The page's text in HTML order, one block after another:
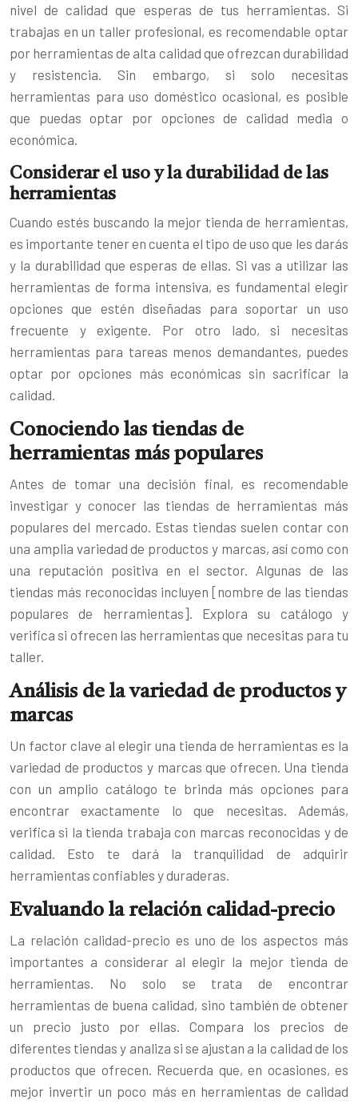
nivel de calidad que esperas de tus herramientas. Si
trabajas en un taller profesional, es recomendable optar
por herramientas de alta calidad que ofrezcan durabilidad
y resistencia. Sin embargo, si solo necesitas
herramientas para uso doméstico ocasional, es posible
que puedas optar por opciones de calidad media o
económica.
Considerar el uso y la durabilidad de las
herramientas
Cuando estés buscando la mejor tienda de herramientas,
es importante tener en cuenta el tipo de uso que les darás
y la durabilidad que esperas de ellas. Si vas a utilizar las
herramientas de forma intensiva, es fundamental elegir
opciones que estén diseñadas para soportar un uso
frecuente y exigente. Por otro lado, si necesitas
herramientas para tareas menos demandantes, puedes
optar por opciones más económicas sin sacrificar la
calidad.
Conociendo las tiendas de
herramientas más populares
Antes de tomar una decisión final, es recomendable
investigar y conocer las tiendas de herramientas más
populares del mercado. Estas tiendas suelen contar con
una amplia variedad de productos y marcas, así como con
una reputación positiva en el sector. Algunas de las
tiendas más reconocidas incluyen [nombre de las tiendas
populares de herramientas]. Explora su catálogo y
verifica si ofrecen las herramientas que necesitas para tu
taller.
Análisis de la variedad de productos y
marcas
Un factor clave al elegir una tienda de herramientas es la
variedad de productos y marcas que ofrecen. Una tienda
con un amplio catálogo te brinda más opciones para
encontrar exactamente lo que necesitas. Además,
verifica si la tienda trabaja con marcas reconocidas y de
calidad. Esto te dará la tranquilidad de adquirir
herramientas confiables y duraderas.
Evaluando la relación calidad-precio
La relación calidad-precio es uno de los aspectos más
importantes a considerar al elegir la mejor tienda de
herramientas. No solo se trata de encontrar
herramientas de buena calidad, sino también de obtener
un precio justo por ellas. Compara los precios de
diferentes tiendas y analiza si se ajustan a la calidad de los
productos que ofrecen. Recuerda que, en ocasiones, es
mejor invertir un poco más en herramientas de calidad